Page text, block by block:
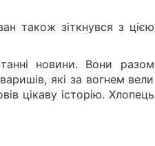
також зіткнувся з цією
новини. Вони разом
які за вогнем вели
цікаву історію. Хлопець